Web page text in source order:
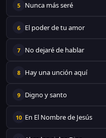
5 Nunca más seré
6 El poder de tu amor
7 No dejaré de hablar
8 Hay una unción aquí
9 Digno y santo
10 En El Nombre de Jesús